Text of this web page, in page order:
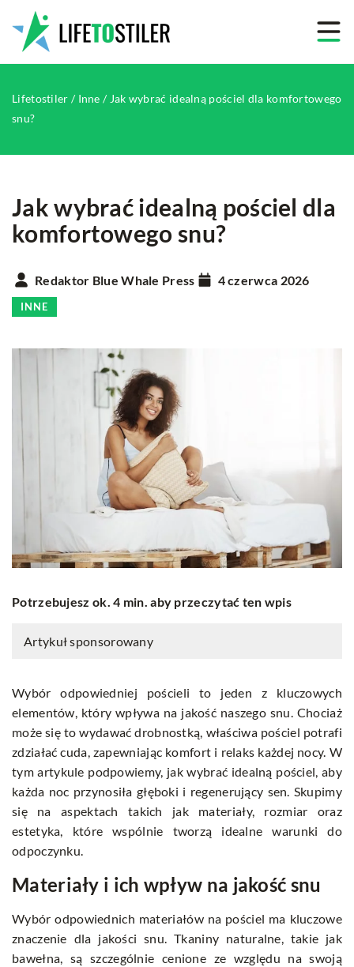
Lifetostiler / Inne / Jak wybrać idealną pościel dla komfortowego
snu?
Jak wybrać idealną pościel dla
komfortowego snu?
Redaktor Blue Whale Press 4 czerwca 2026
INNE
Potrzebujesz ok. 4 min. aby przeczytać ten wpis
Artykuł sponsorowany
Wybór odpowiedniej pościeli to jeden z kluczowych
elementów, który wpływa na jakość naszego snu. Chociaż
może się to wydawać drobnostką, właściwa pościel potrafi
zdziałać cuda, zapewniając komfort i relaks każdej nocy. W
tym artykule podpowiemy, jak wybrać idealną pościel, aby
każda noc przynosiła głęboki i regenerujący sen. Skupimy
się na aspektach takich jak materiały, rozmiar oraz
estetyka, które wspólnie tworzą idealne warunki do
odpoczynku.
Materiały i ich wpływ na jakość snu
Wybór odpowiednich materiałów na pościel ma kluczowe
znaczenie dla jakości snu. Tkaniny naturalne, takie jak
bawełna, są szczególnie cenione ze względu na swoją